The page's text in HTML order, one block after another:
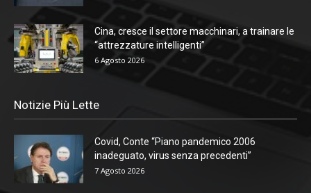
Cina, cresce il settore macchinari, a trainare le
“attrezzature intelligenti”
6 Agosto 2026
Notizie Più Lette
Covid, Conte “Piano pandemico 2006
inadeguato, virus senza precedenti”
7 Agosto 2026